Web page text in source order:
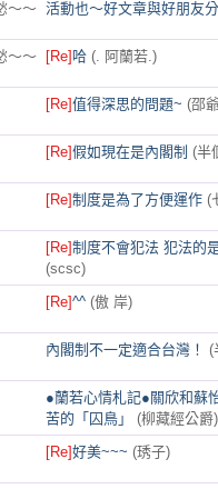
～～ 活動也～好文章與好朋友
～～ [Re] 哈 (. 阿蘭若.)
[Re]值得深思的問題~ (邵
[Re]假如現在是內閣制 (半
[Re]制度是為了方便運作 (
[Re]制度不會犯法 犯法的
(scsc)
[Re]^^ (傲 岸)
內閣制不一定適合台灣！ (
●蘭若心情札記●關欣和蘇
苦的「囚鳥」
(柳藏經公爵)
[Re]好美~~~ (琇子)